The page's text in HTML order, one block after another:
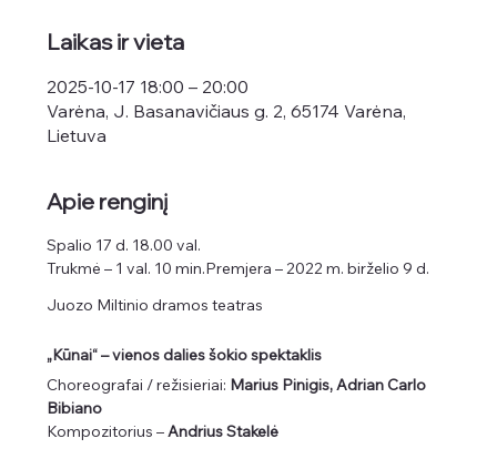
Laikas ir vieta
2025-10-17 18:00 – 20:00
Varėna, J. Basanavičiaus g. 2, 65174 Varėna,
Lietuva
Apie renginį
Spalio 17 d. 18.00 val.
Trukmė – 1 val. 10 min.Premjera – 2022 m. birželio 9 d.
Juozo Miltinio dramos teatras
„Kūnai“ – vienos dalies šokio spektaklis
Choreografai / režisieriai: Marius Pinigis, Adrian Carlo
Bibiano
Kompozitorius – Andrius Stakelė